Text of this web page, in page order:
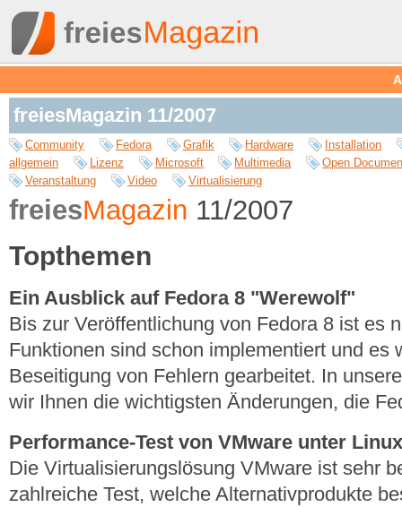
freiesMagazin 11/2007
Community Fedora Grafik Hardware
Installation
allgemein
Lizenz Microsoft Multimedia
Open
Veranstaltung
Video Virtualisierung
freiesMagazin 11/2007
Topthemen
Ein Ausblick auf Fedora 8 "Werewolf"
Bis zur Veröffentlichung von Fedora 8 ist es
Funktionen sind schon implementiert und es
Beseitigung von Fehlern gearbeitet. In
wir Ihnen die wichtigsten Änderungen, die
Performance-Test von VMware unter
Die Virtualisierungslösung VMware ist sehr
zahlreiche Test, welche Alternativprodukte